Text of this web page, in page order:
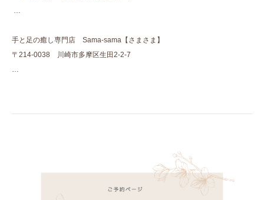
手と足の癒し専門店 Sama-sama【さまさま】
〒214-0038 川崎市多摩区生田2-2-7